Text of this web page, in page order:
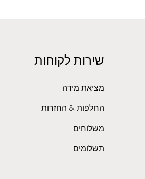
שירות לקוחות
מציאת מידה
החלפות & החזרות
משלוחים
תשלומים